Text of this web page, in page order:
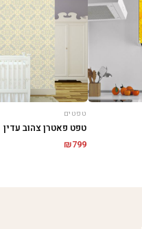
טפטים
טפט פאטרן צהוב עדין
₪799